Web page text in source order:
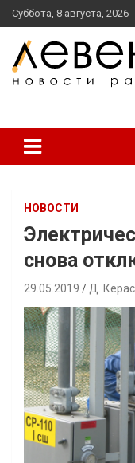
перейти
к
содержанию
Суббота, 8 августа, 2026
НОВОСТИ
снова
29.05.2019 Д.